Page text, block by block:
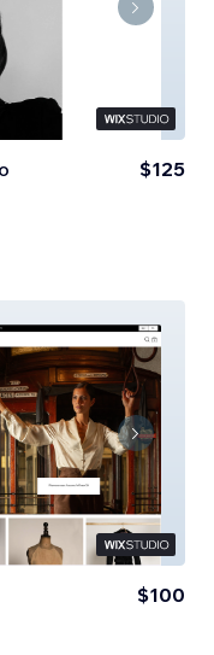
$125
$100